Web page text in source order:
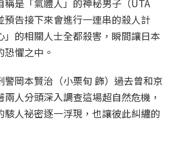
稱是「氣體人」的神秘男子（UTA
預告接下來會進行一連串的殺人計
」的相關人士全都殺害，瞬間讓日本
懼之中。
警岡本賢治（小栗旬 飾）過去曾和京
人分頭深入調查這場超自然危機，
駭人祕密逐一浮現，也讓彼此糾纏的